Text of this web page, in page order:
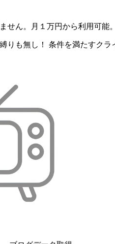
せん。月１万円から利用可能
りも無し！ 条件を満たすク